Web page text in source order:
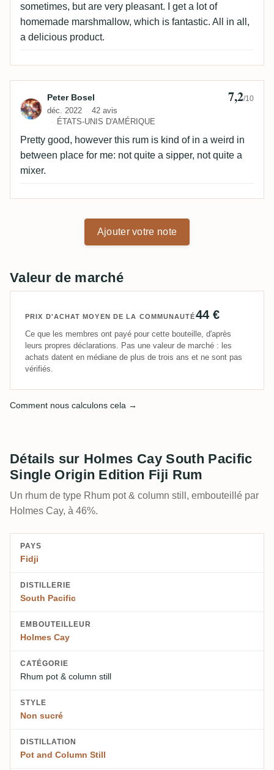
sometimes, but are very pleasant. I get a lot of
homemade marshmallow, which is fantastic. All in all,
a delicious product.
Avis de Peter Bosel
Peter Bosel
déc. 2022
42 avis
ÉTATS-UNIS D'AMÉRIQUE
7,2/10
Pretty good, however this rum is kind of in a weird in
between place for me: not quite a sipper, not quite a
mixer.
Ajouter votre note
Valeur de marché
PRIX D'ACHAT MOYEN DE LA COMMUNAUTÉ44 €
Ce que les membres ont payé pour cette bouteille, d'après
leurs propres déclarations. Pas une valeur de marché : les
achats datent en médiane de plus de trois ans et ne sont pas
vérifiés.
Comment nous calculons cela →
Détails sur Holmes Cay South Pacific
Single Origin Edition Fiji Rum
Un rhum de type Rhum pot & column still, embouteillé par
Holmes Cay, à 46%.
PAYS
Fidji
DISTILLERIE
South Pacific
EMBOUTEILLEUR
Holmes Cay
CATÉGORIE
Rhum pot & column still
STYLE
Non sucré
DISTILLATION
Pot and Column Still